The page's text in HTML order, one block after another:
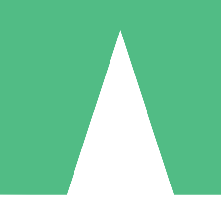
Packs de Crédits Individuels
à l'utilisation avec des crédits de téléchargement. Sans engagement
5 Téléchargements
US$